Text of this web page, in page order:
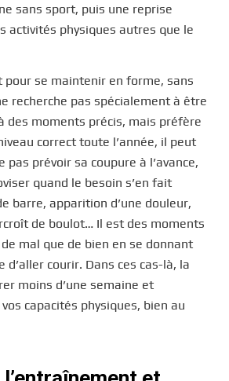
sans sport, puis une reprise
activités physiques autres que le
pour se maintenir en forme, sans
recherche pas spécialement à être
des moments précis, mais préfère
correct toute l’année, il peut
pas prévoir sa coupure à l’avance,
quand le besoin s’en fait
barre, apparition d’une douleur,
de boulot… Il est des moments
mal que de bien en se donnant
d’aller courir. Dans ces cas-là, la
moins d’une semaine et
capacités physiques, bien au